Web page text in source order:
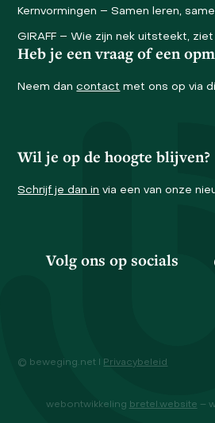
Kernvormingen – Samen leren,
GIRAFF – Wie zijn nek uitsteekt,
Heb je een vraag of een
Neem dancontact met ons op via
Wil je op de hoogte blijven?
Schrijf je dan in via een van onze
Volg ons op socials
© beweging.net I Privacybeleid
webontwikkeling bretel.website –